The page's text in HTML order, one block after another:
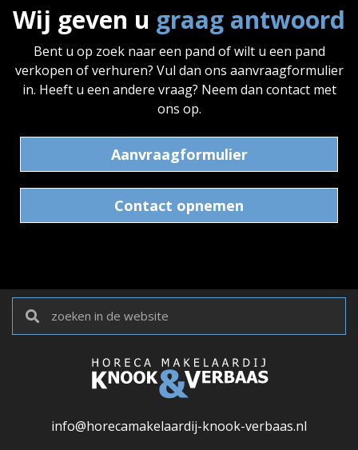
Wij geven u graag antwoord
Bent u op zoek naar een pand of wilt u een pand
verkopen of verhuren? Vul dan ons aanvraagformulier
in. Heeft u een andere vraag? Neem dan contact met
ons op.
Aanvraagformulier
Contact opnemen
info@horecamakelaardij-knook-verbaas.nl